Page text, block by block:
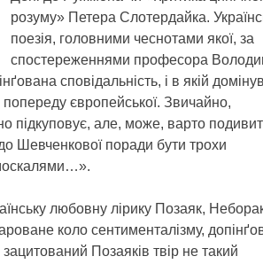
розуму» Петера Слотердайка.
поезія, головними чеснотами якої, за
спостереженнями професора
сповідальність, і в якій
попереду європейської. Звичайно,
підкуповує, але, може, варто
Шевченкової поради бути трохи
любовну лірику Позаяк,
коло сентименталізму,
Позаяків твір не такий